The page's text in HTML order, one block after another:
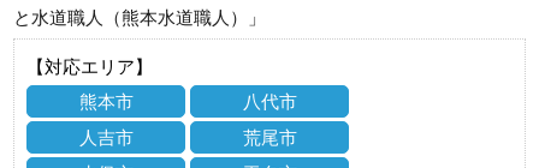
と水道職人（熊本水道職人）」
【対応エリア】
熊本市
八代市
人吉市
荒尾市